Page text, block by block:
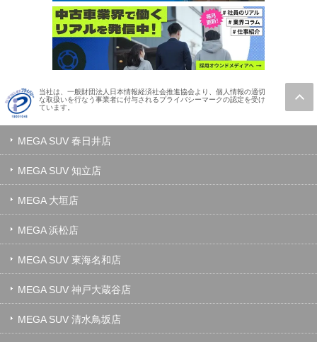
当社は、一般財団法人日本情報経済社会推進協会より、個人情報の適切
な取扱いを行なう事業者に付与されるプライバシーマークの認定を受け
ています。
MEGA SUV 春日井店
MEGA SUV 知立店
MEGA 大垣店
MEGA 浜松店
MEGA SUV 東海名和店
MEGA SUV 神戸大蔵谷店
MEGA SUV 清水鳥坂店